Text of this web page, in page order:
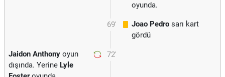
oyunda.
69' Joao Pedro sarı kart
gördü
72'
Jaidon Anthony oyun
dışında. Yerine Lyle